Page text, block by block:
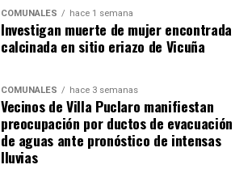
COMUNALES hace 1 semana
Investigan muerte de mujer encontrada
calcinada en sitio eriazo de Vicuña
COMUNALES hace 3 semanas
Vecinos de Villa Puclaro manifiestan
preocupación por ductos de evacuación
de aguas ante pronóstico de intensas
lluvias